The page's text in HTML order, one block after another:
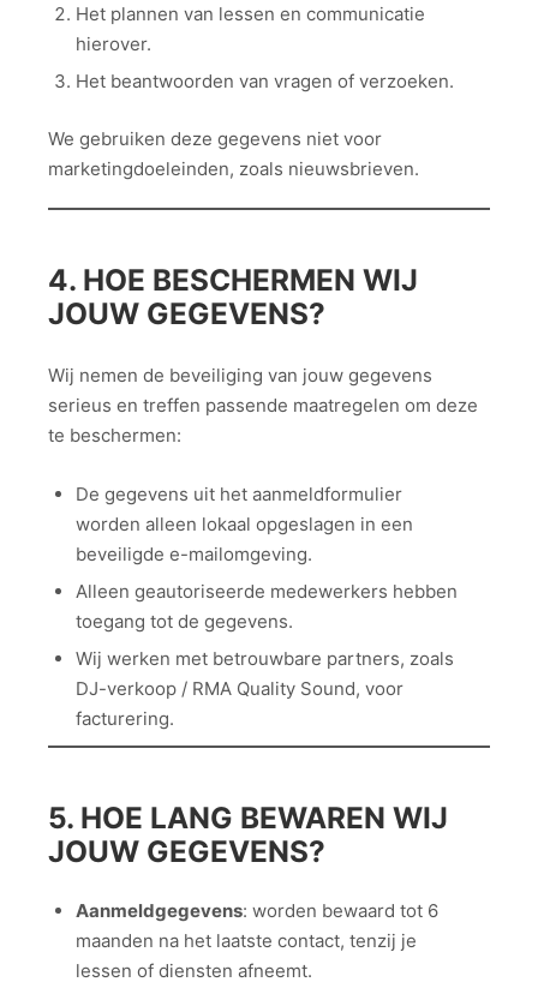
Het plannen van lessen en communicatie
hierover.
Het beantwoorden van vragen of verzoeken.
We gebruiken deze gegevens niet voor
marketingdoeleinden, zoals nieuwsbrieven.
4. HOE BESCHERMEN WIJ
JOUW GEGEVENS?
Wij nemen de beveiliging van jouw gegevens
serieus en treffen passende maatregelen om deze
te beschermen:
De gegevens uit het aanmeldformulier
worden alleen lokaal opgeslagen in een
beveiligde e-mailomgeving.
Alleen geautoriseerde medewerkers hebben
toegang tot de gegevens.
Wij werken met betrouwbare partners, zoals
DJ-verkoop / RMA Quality Sound, voor
facturering.
5. HOE LANG BEWAREN WIJ
JOUW GEGEVENS?
Aanmeldgegevens: worden bewaard tot 6
maanden na het laatste contact, tenzij je
lessen of diensten afneemt.